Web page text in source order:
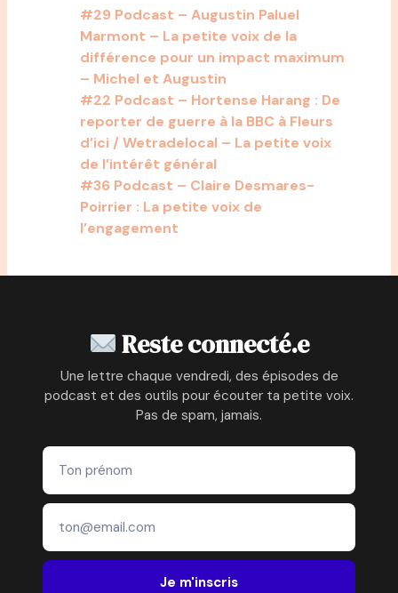
#29 Podcast – Augustin Paluel
Marmont – La petite voix de la
différence pour un impact maximum
– Michel et Augustin
#22 Podcast – Hortense Harang : De
reporter de guerre à la BBC à Fleurs
d’ici / Wetradelocal – La petite voix
de l’intérêt général
#36 Podcast – Claire Desmares-
Poirrier : La petite voix de
l’engagement
Reste connecté.e
Une lettre chaque vendredi, des épisodes de
podcast et des outils pour écouter ta petite voix.
Pas de spam, jamais.
Je m'inscris